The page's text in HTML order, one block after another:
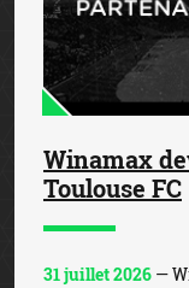
Winamax
Toulouse FC
31 juillet 2026 —